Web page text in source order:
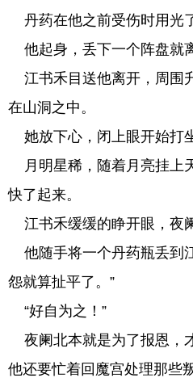
丹药在他之前受伤时用光
他起身，丢下一个阵盘就
江书禾目送他离开，周围
在山洞之中。
她放下心，闭上眼开始打
月明星稀，随着月亮挂上
快了起来。
江书禾缓缓的睁开眼，夜
他随手将一个丹药瓶丢到
怨就算扯平了。”
“好自为之！”
夜阑北本就是为了报恩，
他还要忙着回魔宫处理那些